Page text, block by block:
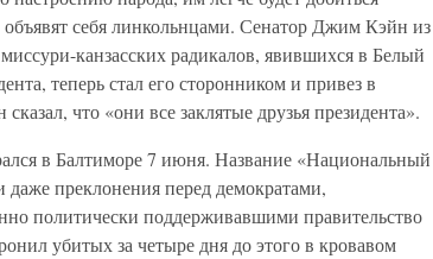
себя линкольнцами. Сенатор Джим Кэйн из
канзасских радикалов, явившихся в Белый
теперь стал его сторонником и привез в
что «они все заклятые друзья президента».
в Балтиморе 7 июня. Название «Национальный
преклонения перед демократами,
политически поддерживавшими правительство
убитых за четыре дня до этого в кровавом